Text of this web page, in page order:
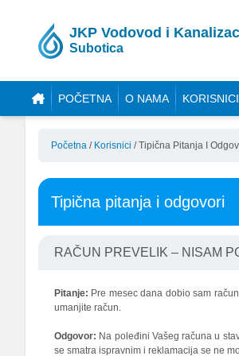
JKP Vodovod i
Subotica
POČETNA O NAMA KORISNICI
Početna / Korisnici / Tipična Pitanja I
Tipična pitanja i odgovori
RAČUN PREVELIK – NISAM
Pitanje: Pre mesec dana dobio sam
umanjite račun.
Odgovor: Na poleđini Vašeg računa u
se smatra ispravnim i reklamacija se ne